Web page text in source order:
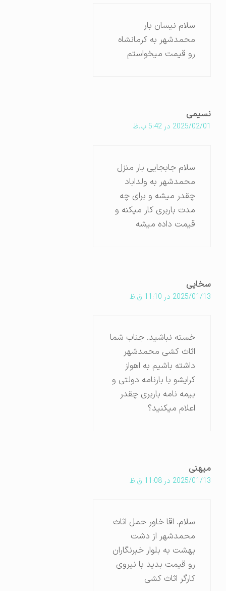
سلام نیسان بار
محمدشهر به کرمانشاه
رو قیمت میخواستم
نسیمی
2025/02/01 در 5:42 ب.ظ
سلام جابجایی بار منزل
محمدشهر به ولداباد
چقدر میشه و برای چه
مدت باربری کار میکنه و
قیمت داده میشه
سخایی
2025/01/13 در 11:10 ق.ظ
خسته نباشید. جناب شما
اثاث کشی محمدشهر
داشته باشیم به اهواز
کرایشو با بارنامه دولتی و
بیمه نامه باربری چقدر
اعلام میکنید؟
میهنی
2025/01/13 در 11:08 ق.ظ
سلام. اقا خاور حمل اثاث
محمدشهر از دشت
بهشت به بلوار خبرنگاران
رو قیمت بدید با نیروی
کارگر اثاث کشی